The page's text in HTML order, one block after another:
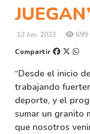
12 Jun, 2023
699
Compartir
“Desde el inicio
trabajando
deporte, y el
sumar un granito
que nosotros